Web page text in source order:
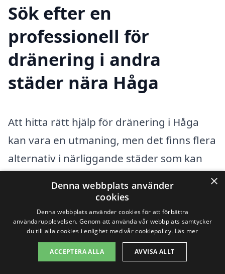
Sök efter en
professionell för
dränering i andra
städer nära Håga
Att hitta rätt hjälp för dränering i Håga
kan vara en utmaning, men det finns flera
alternativ i närliggande städer som kan
är en viktig aspekt av att skydda din
fastighet mot fukt och vattenskador, och
att anlita en expert kan spara tid och
pengar på lång sikt. Nedan presenterar vi
×
Denna webbplats använder
cookies
Denna webbplats använder cookies för att förbättra
användarupplevelsen. Genom att använda vår webbplats samtycker
du till alla cookies i enlighet med vår cookiepolicy. Läs mer
ACCEPTERA ALLA AVVISA ALLT